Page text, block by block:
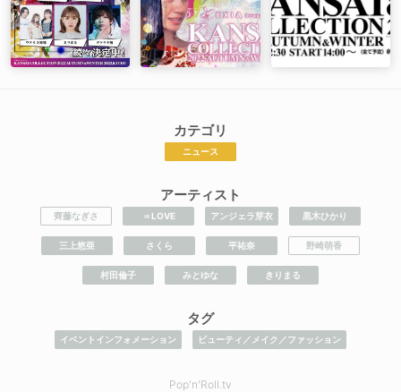
カテゴリ
ニュース
アーティスト
齊藤なぎさ ＝LOVE アンジェラ芽衣 黒木ひかり
三上悠亜 さくら ​平祐奈 野崎萌香
村田倫子 みとゆな きりまる
タグ
イベントインフォメーション ビューティ／メイク／ファッション
Pop'n'Roll.tv